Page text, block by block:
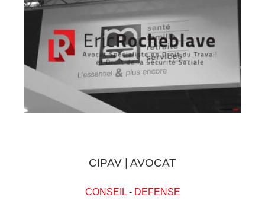
CIPAV | AVOCAT
CONSEIL- DEFENSE